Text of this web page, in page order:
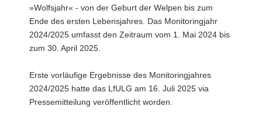
»Wolfsjahr« - von der Geburt der Welpen bis zum
Ende des ersten Lebensjahres. Das Monitoringjahr
2024/2025 umfasst den Zeitraum vom 1. Mai 2024 bis
zum 30. April 2025.
Erste vorläufige Ergebnisse des Monitoringjahres
2024/2025 hatte das LfULG am 16. Juli 2025 via
Pressemitteilung veröffentlicht worden.